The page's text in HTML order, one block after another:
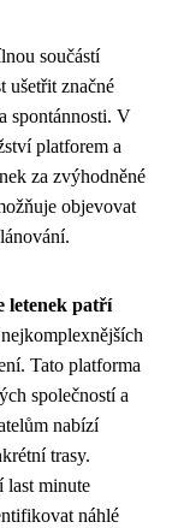
součástí
ušetřit značné
spontánnosti. V
platforem a
za zvýhodněné
objevovat
letenek patří
Tato platforma
společností a
nabízí
trasy.
last minute
náhlé